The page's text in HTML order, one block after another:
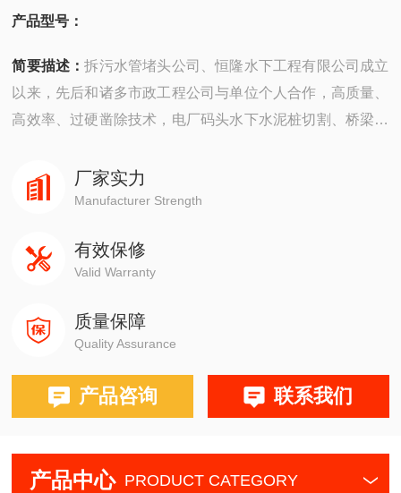
产品型号：
简要描述：拆污水管堵头公司、恒隆水下工程有限公司成立
以来，先后和诸多市政工程公司与单位个人合作，高质量、
高效率、过硬凿除技术，电厂码头水下水泥桩切割、桥梁灌
施工团队作风优良，技术*的公司。
厂家实力
Manufacturer Strength
有效保修
Valid Warranty
质量保障
Quality Assurance
产品咨询 联系我们
产品中心 PRODUCT CATEGORY